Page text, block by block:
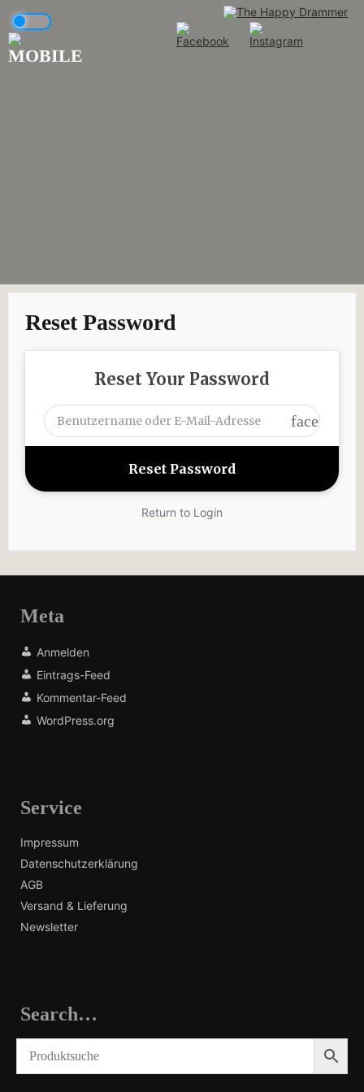
content
Reset Password
Reset Your Password
face
Return to Login
Meta
Anmelden
Eintrags-Feed
Kommentar-Feed
WordPress.org
Service
Impressum
Datenschutzerklärung
AGB
Versand & Lieferung
Newsletter
Search…